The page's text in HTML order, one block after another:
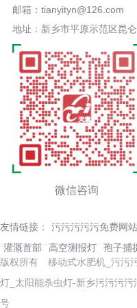
邮箱：tianyityn@126.com
地址：新乡市平原示范区昆
微信咨询
友情链接： 污污污污污免费网
灌溉首部
高空测报灯 孢子捕
版权所有 移动式水肥机_污污
灯_太阳能杀虫灯-新乡污污污
号